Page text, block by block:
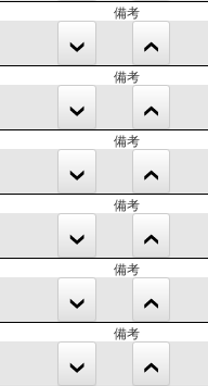
備考
備考
備考
備考
備考
備考